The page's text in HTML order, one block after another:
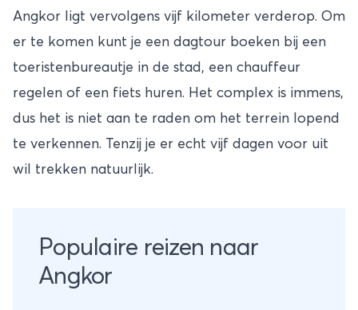
Angkor ligt vervolgens vijf kilometer verderop. Om
er te komen kunt je een dagtour boeken bij een
toeristenbureautje in de stad, een chauffeur
regelen of een fiets huren. Het complex is immens,
dus het is niet aan te raden om het terrein lopend
te verkennen. Tenzij je er echt vijf dagen voor uit
wil trekken natuurlijk.
Populaire reizen naar
Angkor